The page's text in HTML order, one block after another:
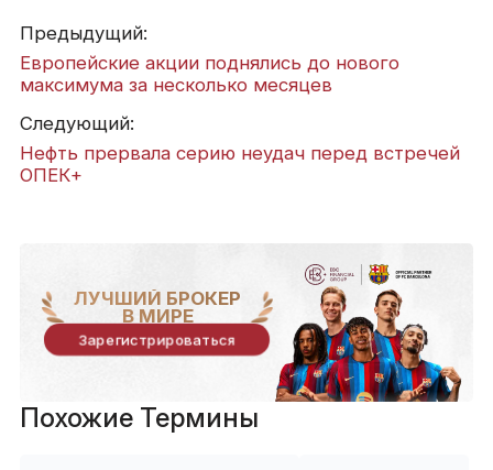
Предыдущий:
Европейские акции поднялись до нового
максимума за несколько месяцев
Следующий:
Нефть прервала серию неудач перед встречей
ОПЕК+
ЛУЧШИЙ БРОКЕР
В МИРЕ
Зарегистрироваться
Похожие Термины